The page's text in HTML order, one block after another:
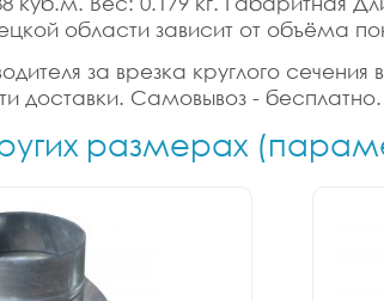
области зависит от объёма
за врезка круглого
доставки. Самовывоз -
размерах